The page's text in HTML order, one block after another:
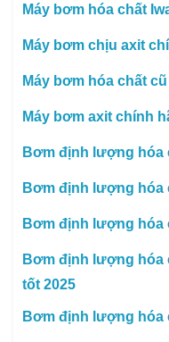
Máy bơm hóa chất
Máy bơm chịu axit
Máy bơm hóa chất
Máy bơm axit chính
Bơm định lượng hóa
Bơm định lượng hóa
Bơm định lượng hóa
Bơm định lượng hóa
tốt 2025
Bơm định lượng hóa